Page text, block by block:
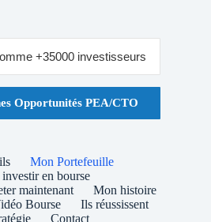
Opportunités PEA/CTO
Mon Portefeuille
en bourse
maintenant
Mon histoire
Bourse
Ils réussissent
Contact